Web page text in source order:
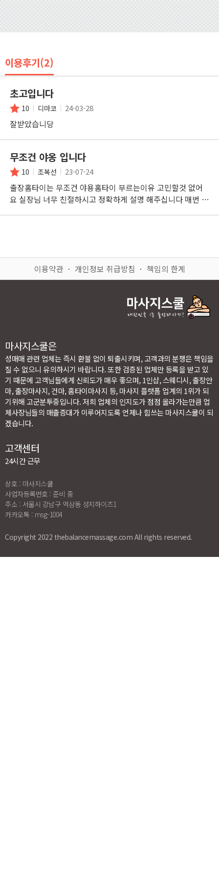
이용후기(2)
초고입니다
10 디마코 24-03-28
잘받았습니당
무조건 야옹 입니다
10 조복선 23-07-24
출장홈타이는 무조건 야용홈타이 부르는이유 고민할것 없어
요 실장님 너무 친절하시고 정확하게 설명 해주십니다 매번 감
이용약관 ㆍ 개인정보 취급방침 ㆍ 책임의 한계
고객센터
24시간 근무
상호 : 마사지스쿨
사업자등록번호 : 준비 중
주소 : 서울시 강남구 역삼동 성지하이즈1
카카오톡 : msg-1004
Copyright 2022 thebalancemassage.com All rights reserved.
마사지스쿨은
성매매 관련 업체는 즉시 환불 없이 퇴출시키며, 고객과의 분쟁은 책임을
질 수 없으니 유의하시기 바랍니다. 또한 검증된 업체만 등록을 받고 있
기 때문에 고객님들에게 신뢰도가 매우 좋으며, 1인샵, 스웨디시, 출장안
마, 출장마사지, 건마, 홈타이마사지 등, 마사지 플랫폼 업계의 1위가 되
기위해 고군분투중입니다. 저희 업체의 인지도가 점점 올라가는만큼 업
체사장님들의 매출증대가 이루어지도록 언제나 힘쓰는 마사지스쿨이 되
겠습니다.